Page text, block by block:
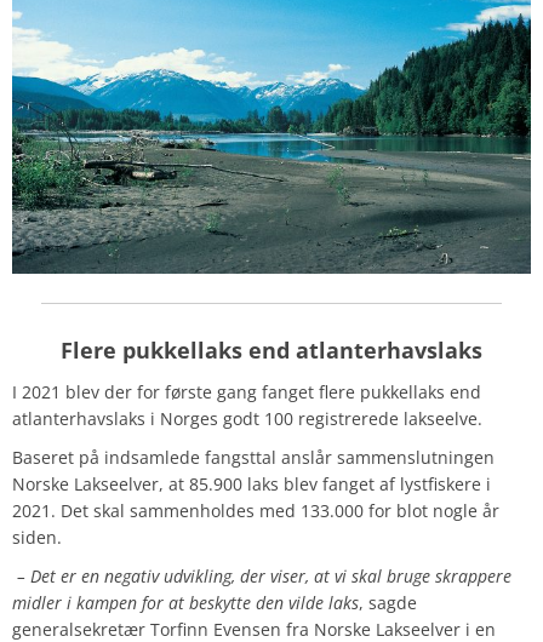
Flere pukkellaks end atlanterhavslaks
I 2021 blev der for første gang fanget flere pukkellaks end
atlanterhavslaks i Norges godt 100 registrerede lakseelve.
Baseret på indsamlede fangsttal anslår sammenslutningen
Norske Lakseelver, at 85.900 laks blev fanget af lystfiskere i
2021. Det skal sammenholdes med 133.000 for blot nogle år
siden.
– Det er en negativ udvikling, der viser, at vi skal bruge skrappere
midler i kampen for at beskytte den vilde laks, sagde
generalsekretær Torfinn Evensen fra Norske Lakseelver i en